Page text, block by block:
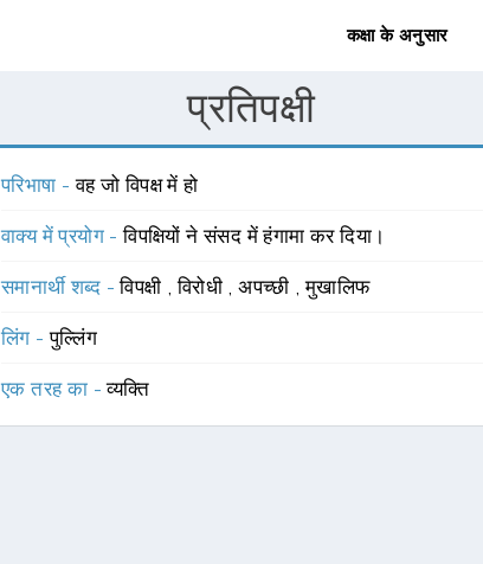
कक्षा के अनुसार
प्रतिपक्षी
परिभाषा -वह जो विपक्ष में हो
वाक्य में प्रयोग -विपक्षियों ने संसद में हंगामा कर दिया।
समानार्थी शब्द -विपक्षी ,विरोधी ,अपच्छी ,मुखालिफ
लिंग -पुल्लिंग
एक तरह का -व्यक्ति